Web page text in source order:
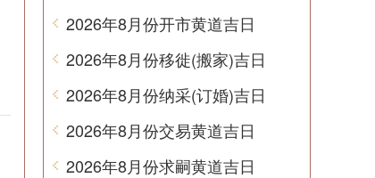
2026年8月份开市黄道吉日
2026年8月份移徙(搬家)吉日
2026年8月份纳采(订婚)吉日
2026年8月份交易黄道吉日
2026年8月份求嗣黄道吉日